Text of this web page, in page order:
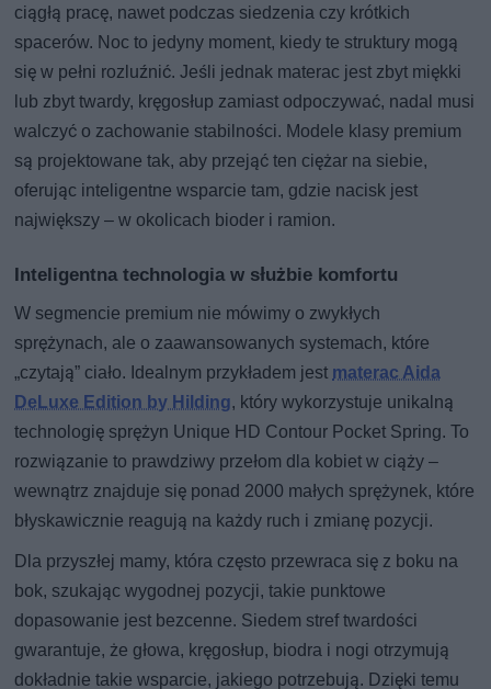
ciągłą pracę, nawet podczas siedzenia czy krótkich
spacerów. Noc to jedyny moment, kiedy te struktury mogą
się w pełni rozluźnić. Jeśli jednak materac jest zbyt miękki
lub zbyt twardy, kręgosłup zamiast odpoczywać, nadal musi
walczyć o zachowanie stabilności. Modele klasy premium
są projektowane tak, aby przejąć ten ciężar na siebie,
oferując inteligentne wsparcie tam, gdzie nacisk jest
największy – w okolicach bioder i ramion.
Inteligentna technologia w służbie komfortu
W segmencie premium nie mówimy o zwykłych
sprężynach, ale o zaawansowanych systemach, które
„czytają” ciało. Idealnym przykładem jest materac Aida
DeLuxe Edition by Hilding, który wykorzystuje unikalną
technologię sprężyn Unique HD Contour Pocket Spring. To
rozwiązanie to prawdziwy przełom dla kobiet w ciąży –
wewnątrz znajduje się ponad 2000 małych sprężynek, które
błyskawicznie reagują na każdy ruch i zmianę pozycji.
Dla przyszłej mamy, która często przewraca się z boku na
bok, szukając wygodnej pozycji, takie punktowe
dopasowanie jest bezcenne. Siedem stref twardości
gwarantuje, że głowa, kręgosłup, biodra i nogi otrzymują
dokładnie takie wsparcie, jakiego potrzebują. Dzięki temu